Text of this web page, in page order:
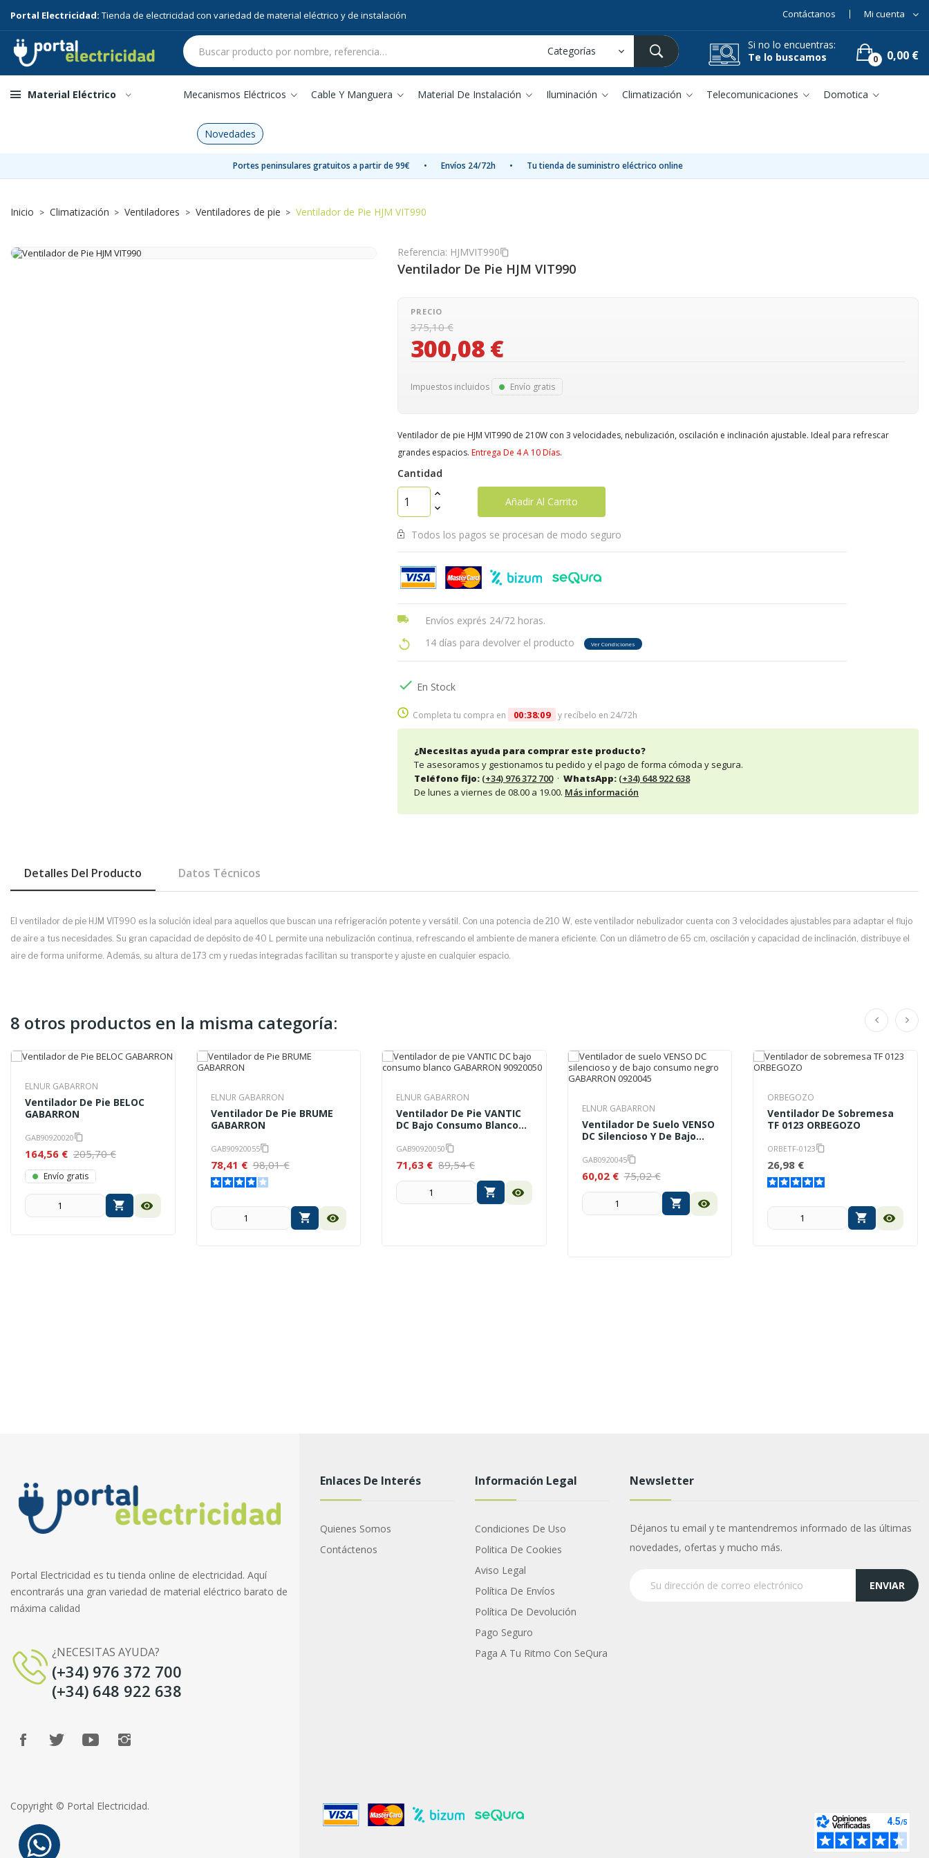
Mi cuenta
Portal Electricidad: Tienda de electricidad con variedad de material eléctrico y de instalación Contáctanos
0 0,00 €
Si no lo encuentras:
Te lo buscamos
Material Eléctrico Mecanismos Eléctricos Cable Y Manguera Material De Instalación Iluminación Climatización Telecomunicaciones Domotica
Novedades
Portes peninsulares gratuitos a partir de 99€ • Envíos 24/72h • Tu tienda de suministro eléctrico online
Inicio Climatización Ventiladores Ventiladores de pie Ventilador de Pie HJM VIT990
Referencia: HJMVIT990content_copy
Ventilador De Pie HJM VIT990
PRECIO
375,10 €
300,08 €
Impuestos incluidos Envío gratis
Ventilador de pie HJM VIT990 de 210W con 3 velocidades, nebulización, oscilación e inclinación ajustable. Ideal para refrescar
grandes espacios. Entrega De 4 A 10 Días.
Cantidad
Añadir Al Carrito
Todos los pagos se procesan de modo seguro
Envíos exprés 24/72 horas.
14 días para devolver el producto
Ver Condiciones
 En Stock
Completa tu compra en 00:38:08 y recíbelo en 24/72h
¿Necesitas ayuda para comprar este producto?
Te asesoramos y gestionamos tu pedido y el pago de forma cómoda y segura.
Teléfono fijo: (+34) 976 372 700· WhatsApp: (+34) 648 922 638
De lunes a viernes de 08.00 a 19.00. Más información
Detalles Del Producto Datos Técnicos
El ventilador de pie HJM VIT990 es la solución ideal para aquellos que buscan una refrigeración potente y versátil. Con una potencia de 210 W, este ventilador nebulizador cuenta con 3 velocidades ajustables para adaptar el flujo
de aire a tus necesidades. Su gran capacidad de depósito de 40 L permite una nebulización continua, refrescando el ambiente de manera eficiente. Con un diámetro de 65 cm, oscilación y capacidad de inclinación, distribuye el
aire de forma uniforme. Además, su altura de 173 cm y ruedas integradas facilitan su transporte y ajuste en cualquier espacio.
8 otros productos en la misma categoría:
ELNUR GABARRON
Ventilador De Pie BELOC
GABARRON
GAB90920020content_copy
164,56 € 205,70 €
Envío gratis
shopping_cart visibility
ELNUR GABARRON
Ventilador De Pie BRUME
GABARRON
GAB90920055content_copy
78,41 € 98,01 €
shopping_cart visibility
ELNUR GABARRON
Ventilador De Pie VANTIC
DC Bajo Consumo Blanco
GAB90920050content_copy
71,63 € 89,54 €
shopping_cart visibility
ELNUR GABARRON
Ventilador De Suelo VENSO
DC Silencioso Y De Bajo
GABARRON 0920045
GAB0920045content_copy
60,02 € 75,02 €
shopping_cart visibility
ORBEGOZO
Ventilador De Sobremesa
TF 0123 ORBEGOZO
ORBETF-0123content_copy
26,98 €
shopping_cart visibility
Portal Electricidad es tu tienda online de electricidad. Aquí
encontrarás una gran variedad de material eléctrico barato de
máxima calidad
¿NECESITAS AYUDA?
(+34) 976 372 700
(+34) 648 922 638
Enlaces De Interés
Quienes Somos
Contáctenos
Información Legal
Condiciones De Uso
Politica De Cookies
Aviso Legal
Política De Envíos
Política De Devolución
Pago Seguro
Paga A Tu Ritmo Con SeQura
Newsletter
Déjanos tu email y te mantendremos informado de las últimas
novedades, ofertas y mucho más.
ENVIAR
Copyright © Portal Electricidad.